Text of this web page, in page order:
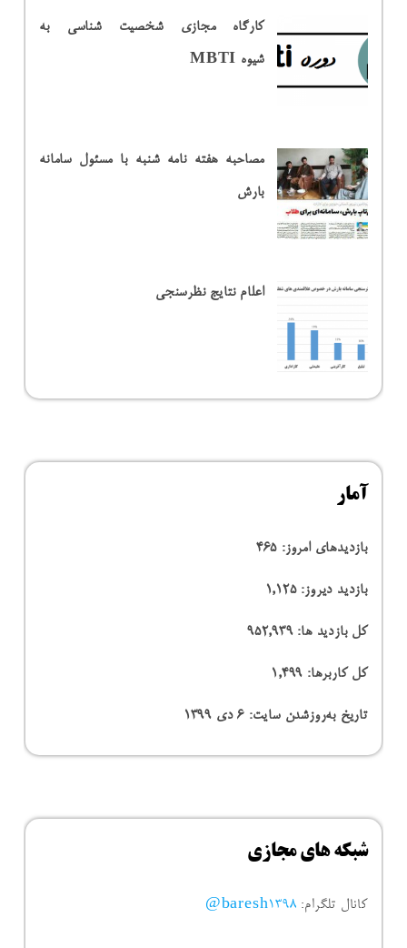
کارگاه مجازی شخصیت شناسی به
شیوه MBTI
مصاحبه هفته نامه شنبه با مسئول سامانه
بارش
اعلام نتایج نظرسنجی
آمار
بازدیدهای امروز: 465
بازدید دیروز:1,125
کل بازدید ها:952,939
کل کاربرها: 1,499
تاریخ به‌روزشدن سایت:۶ دی ۱۳۹۹
شبکه های مجازی
کانال تلگرام: baresh1398@